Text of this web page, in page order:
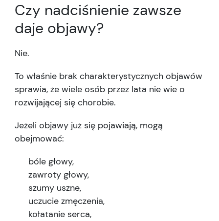
Czy nadciśnienie zawsze
daje objawy?
Nie.
To właśnie brak charakterystycznych objawów
sprawia, że wiele osób przez lata nie wie o
rozwijającej się chorobie.
Jeżeli objawy już się pojawiają, mogą
obejmować:
bóle głowy,
zawroty głowy,
szumy uszne,
uczucie zmęczenia,
kołatanie serca,